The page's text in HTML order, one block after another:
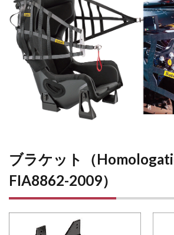
ブラケット（
FIA8862-2009）